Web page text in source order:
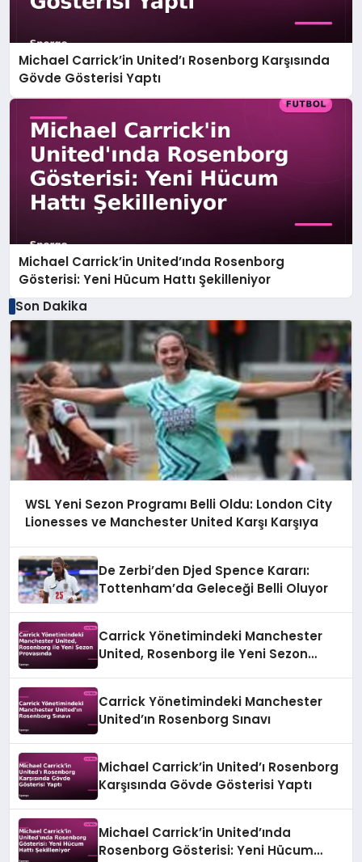
Michael Carrick’in United’ı Rosenborg Karşısında
Gövde Gösterisi Yaptı
Michael Carrick’in United’ında Rosenborg
Gösterisi: Yeni Hücum Hattı Şekilleniyor
Son Dakika
WSL Yeni Sezon Programı Belli Oldu: London City
Lionesses ve Manchester United Karşı Karşıya
De Zerbi’den Djed Spence Kararı:
Tottenham’da Geleceği Belli Oluyor
Carrick Yönetimindeki Manchester
United, Rosenborg ile Yeni Sezon
Carrick Yönetimindeki Manchester
United’ın Rosenborg Sınavı
Michael Carrick’in United’ı Rosenborg
Karşısında Gövde Gösterisi Yaptı
Michael Carrick’in United’ında
Rosenborg Gösterisi: Yeni Hücum